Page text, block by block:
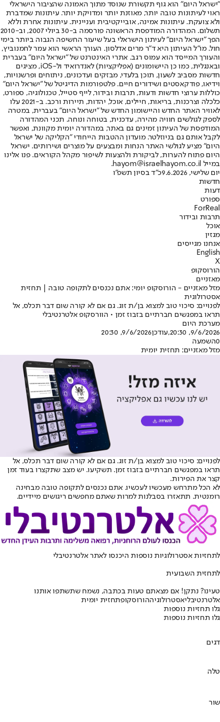
"ישראל היום" הוא גוף תקשורת שנוסד מתוך האמונה שהציבור הישראלי
ראוי לעיתונות טובה יותר, מאוזנת יותר ומדויקת יותר. עיתונות שמדברת
ולא צועקת. עיתונות אמינה, אובייקטיבית ועניינית. עיתונות אחרת וללא
תשלום. המהדורה המודפסת הראשונה פורסמה ב-30 ביולי 2007, וב-2010
הפך "ישראל היום" לעיתון הישראלי בעל שיעור החשיפה הגבוה ביותר בימי
חול. מו"ל העיתון היא ד"ר מרים אדלסון. העורך הראשי הוא עמר לחמנוביץ,
והעורך המייסד הוא עמוס רגב. אתרי האינטרנט של "ישראל היום" בעברית
ובאנגלית, כמו כן היישומונים (אפליקציות) לאנדרואיד ול-iOS, מציגים
חדשות מסביב לשעון, תוכן בלעדי, מבזקים ועדכונים, ניתוחים ופרשנויות,
וידיאו, פודקאסטים ושידורים חיים. פלטפורמות הדיגיטל של "ישראל היום"
כוללות ערוצי חדשות ודעות, תרבות ובידור, לייף סטייל, טכנולוגיה, ספורט,
כלכלה וצרכנות, בריאות, חיילים, אוכל, יהדות, תיירות ורכב. ב-2021 עלו
לאוויר האתר החדש והיישומון החדש של "ישראל היום" בעברית, במטרה
לספק לגולשים חוויה מהירה, עדכנית, בטוחה ונוחה. תכני המהדורה
המודפסת של העיתון זמינים גם באתר, במהדורה יומית מקוונת, ואפשר
לקבל אותם גם בניוזלטר. מועדון ההטבות הייחודי "הקליקה של ישראל
היום" מציע לגולשי האתר הנחות ומבצעים על מוצרים ושירותים. ישראל
היום פתוח להערות, לביקורת ולהצעות לשיפור מקהל הקוראים. פנו אלינו
במייל hayom@israelhayom.co.il.
יום שלישי, 9.6.2026
כ"ד בסיון תשפ"ו
חדשות
דעות
ספורט
ForReal
תרבות ובידור
אוכל
מגזין
אנחנו מגייסים
English
X
הורוסקופ
מאזניים
מזל מאזניים - הורוסקופ יומי: אתם נכנסים לתקופה טובה | תחזית
אסטרולוגית
לפנויים: סיכוי טוב למצוא בן/ת זוג. גם אם לא קורה שום דבר תכלס, אל
תראו במפגשים חברתיים בזבוז זמן • הוורסקופ אלטרנטיבלי
מערכת היום
9/6/2026, 20:30
,עודכן9/6/2026, 20:30
0השמעה
מזל מאזניים: תחזית יומית
לפנויים: סיכוי טוב למצוא בן/ת זוג. גם אם לא קורה שום דבר תכלס, אל
תראו במפגשים חברתיים בזבוז זמן. תשקיעו. יש מצב שתקצרו בעוד זמן
קצר את הפירות.
לא הכל מתרחש מעכשיו לעכשיו. אתם נכנסים לתקופה טובה מבחינה
רומנטית. תתאזרו בסבלנות למרות שאתם מחפשים ריגושים מיידיים.
לתחזיות אסטרולוגיות נוספות היכנסו לאתר אלטרנטיבלי
לתחזית השבועית
טעינו? נתקן! אם מצאתם טעות בכתבה, נשמח שתשתפו אותנו
אלטרנטיבליאסטרולוגיההורוסקופתחזית יומית
גלו תחזיות נוספות
גלו תחזיות נוספות
דגים
טלה
שור